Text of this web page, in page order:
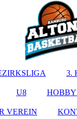
3.
U8
VEREIN